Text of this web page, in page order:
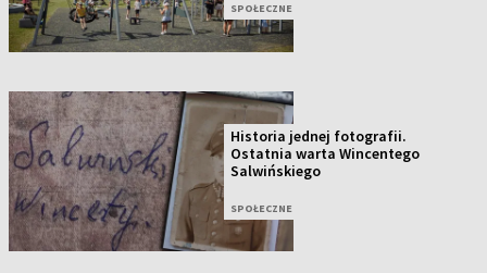
SPOŁECZNE
Historia jednej fotografii.
Ostatnia warta Wincentego
Salwińskiego
SPOŁECZNE